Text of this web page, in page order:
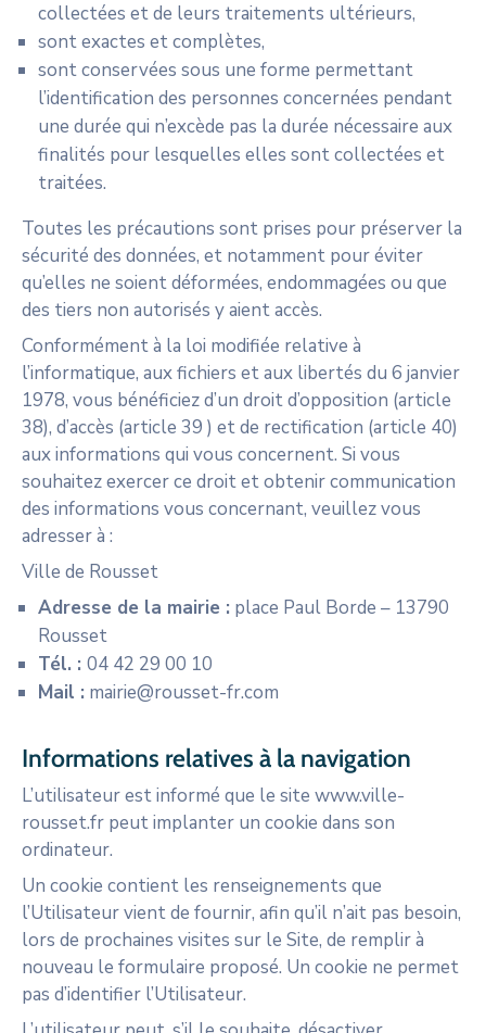
collectées et de leurs traitements ultérieurs,
sont exactes et complètes,
sont conservées sous une forme permettant
l’identification des personnes concernées pendant
une durée qui n’excède pas la durée nécessaire aux
finalités pour lesquelles elles sont collectées et
traitées.
Toutes les précautions sont prises pour préserver la
sécurité des données, et notamment pour éviter
qu’elles ne soient déformées, endommagées ou que
des tiers non autorisés y aient accès.
Conformément à la loi modifiée relative à
l’informatique, aux fichiers et aux libertés du 6 janvier
1978, vous bénéficiez d’un droit d’opposition (article
38), d’accès (article 39 ) et de rectification (article 40)
aux informations qui vous concernent. Si vous
souhaitez exercer ce droit et obtenir communication
des informations vous concernant, veuillez vous
adresser à :
Ville de Rousset
Adresse de la mairie : place Paul Borde – 13790
Rousset
Tél. : 04 42 29 00 10
Mail : mairie@rousset-fr.com
Informations relatives à la navigation
L’utilisateur est informé que le site www.ville-
rousset.fr peut implanter un cookie dans son
ordinateur.
Un cookie contient les renseignements que
l’Utilisateur vient de fournir, afin qu’il n’ait pas besoin,
lors de prochaines visites sur le Site, de remplir à
nouveau le formulaire proposé. Un cookie ne permet
pas d’identifier l’Utilisateur.